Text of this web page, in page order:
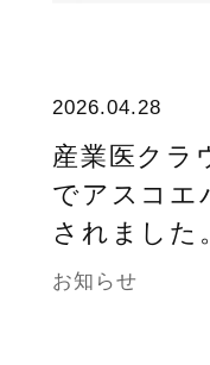
2026.04.28
産業医クラ
でアスコエ
されました
お知らせ